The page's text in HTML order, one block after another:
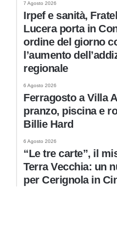
7 Agosto 2026
Irpef e sanità,
Lucera porta in
ordine del giorno
l’aumento
regionale
6 Agosto 2026
Ferragosto a Villa
pranzo, piscina e
Billie Hard
6 Agosto 2026
“Le tre carte”, il
Terra Vecchia: un
per Cerignola in